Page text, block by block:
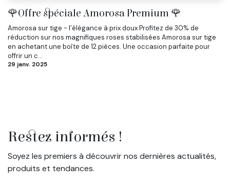
🌹Offre spéciale Amorosa Premium 🌹
Amorosa sur tige - l’élégance à prix doux Profitez de 30% de
réduction sur nos magnifiques roses stabilisées Amorosa sur tige
en achetant une boîte de 12 pièces. Une occasion parfaite pour
offrir un c...
29 janv. 2025
Restez informés !
Soyez les premiers à découvrir nos dernières actualités,
produits et tendances.